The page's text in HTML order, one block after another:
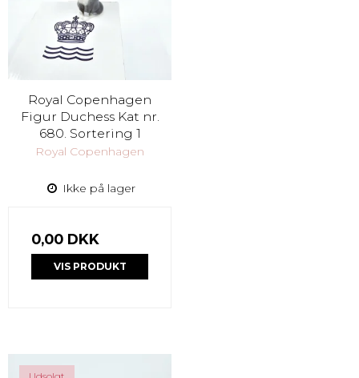
Royal Copenhagen
Figur Duchess Kat nr.
680. Sortering 1
Royal Copenhagen
Ikke på lager
0,00 DKK
VIS PRODUKT